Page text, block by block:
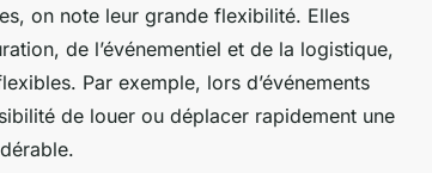
on note leur grande flexibilité. Elles
de l’événementiel et de la logistique,
Par exemple, lors d’événements
de louer ou déplacer rapidement une